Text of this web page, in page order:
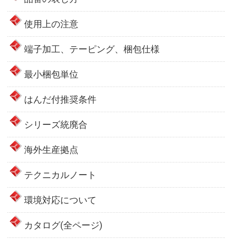
使用上の注意
端子加工、テーピング、梱包仕様
最小梱包単位
はんだ付推奨条件
シリーズ統廃合
海外生産拠点
テクニカルノート
環境対応について
カタログ(全ページ)